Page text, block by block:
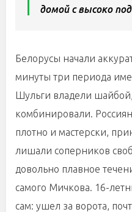
домой с высоко
Белорусы начали
минуты три периода
Шульги владели
комбинировали.
плотно и мастерски,
лишали соперников
довольно плавное
самого Мичкова. 16-
сам: ушел за ворота,